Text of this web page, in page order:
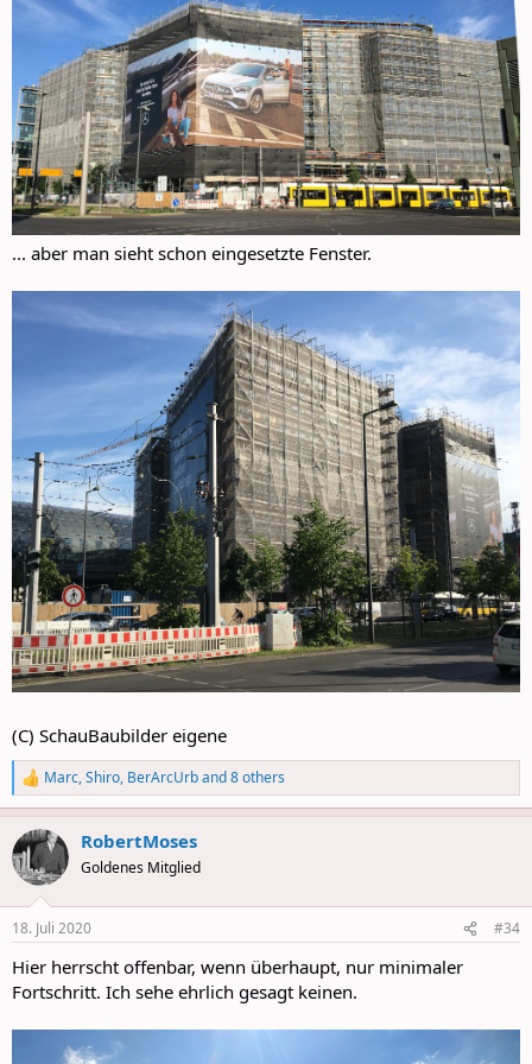
... aber man sieht schon eingesetzte Fenster.
(C) SchauBaubilder eigene
R
e
a
c
t
i
s
Marc,Shiro, BerArcUrband 8 others
RobertMoses
Goldenes Mitglied
18. Juli 2020 #34
Hier herrscht offenbar, wenn überhaupt, nur minimaler
Fortschritt. Ich sehe ehrlich gesagt keinen.